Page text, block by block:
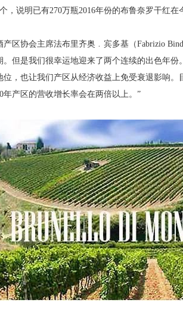
，说明已有270万瓶2016年份的布鲁奈罗干红在
协会主席法布里齐奥﹒宾多基（Fabrizio
。但是我们很幸运地迎来了两个连续的出色年
位，也让我们产区从经济收益上免受衰退影响
年产区的营收增长率会在两倍以上。”